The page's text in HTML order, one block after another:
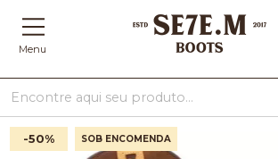
Menu
-50% SOB ENCOMENDA